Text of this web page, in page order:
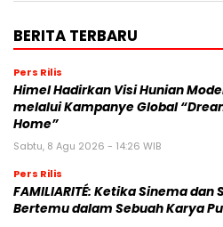
BERITA TERBARU
Pers Rilis
Himel Hadirkan Visi Hunian
melalui Kampanye Global
Home”
Sabtu, 8 Agu 2026 - 14:26 WIB
Pers Rilis
FAMILIARITÉ: Ketika Sinema dan
Bertemu dalam Sebuah Karya